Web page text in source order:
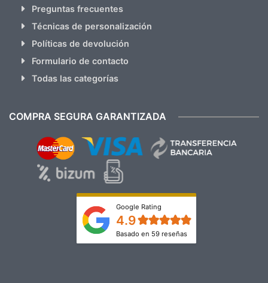
Preguntas frecuentes
Técnicas de personalización
Políticas de devolución
Formulario de contacto
Todas las categorías
COMPRA SEGURA GARANTIZADA
Google Rating
4.9
Basado en 59 reseñas